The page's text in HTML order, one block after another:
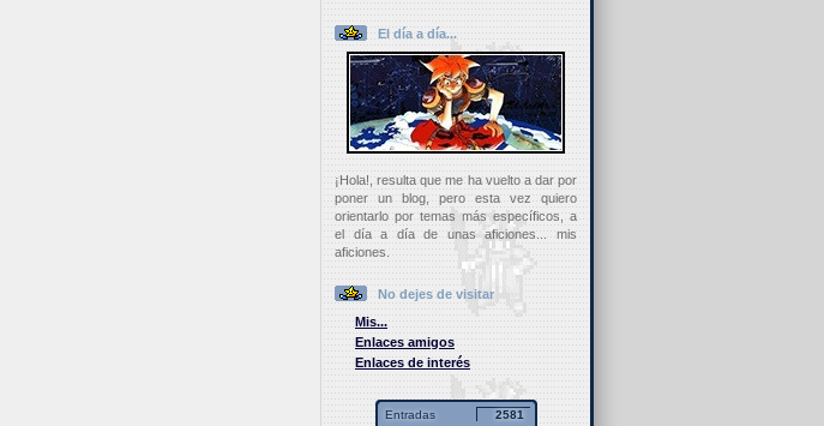
El día a día...
¡Hola!, resulta que me ha vuelto a dar por
poner un blog, pero esta vez quiero
orientarlo por temas más específicos, a
el día a día de unas aficiones... mis
aficiones.
No dejes de visitar
Mis...
Enlaces amigos
Enlaces de interés
Entradas 2581